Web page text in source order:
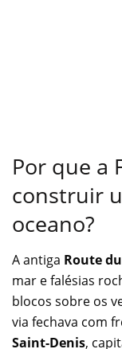
Por que a
construir
oceano?
A antiga Route
mar e falésias
blocos sobre os
via fechava com
Saint-Denis,